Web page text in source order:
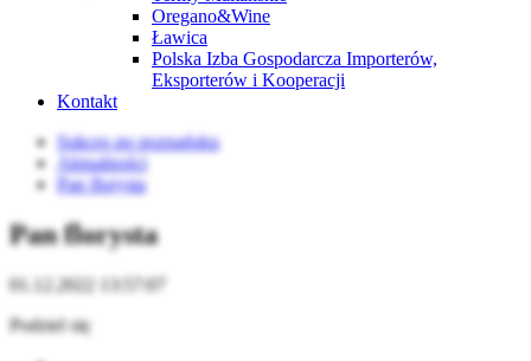
Oregano&Wine
Ławica
Polska Izba Gospodarcza Importerów,
Eksporterów i Kooperacji
Kontakt
Sukces po poznańsku
Aktualności
Pan florysta
Pan florysta
01.12.2022 13:57:07
Podziel się